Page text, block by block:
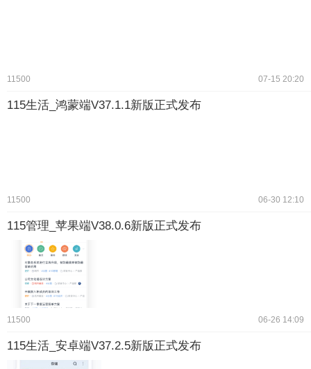
11500 07-15 20:20
115生活_鸿蒙端V37.1.1新版正式发布
11500 06-30 12:10
115管理_苹果端V38.0.6新版正式发布
11500 06-26 14:09
115生活_安卓端V37.2.5新版正式发布